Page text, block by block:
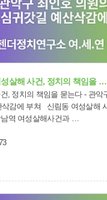
살해 사건, 정치의 책임을 …
살해 사건의 피해자가 끝
역 여성살해사건과 …